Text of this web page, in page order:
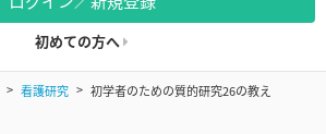
初めての方へ
看護研究 初学者のための質的研究26の教え